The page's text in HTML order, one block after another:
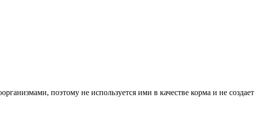
поэтому не используется ими в качестве корма и не создает